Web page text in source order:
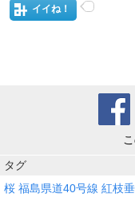
イイね！
タグ
桜 福島県道40号線 紅枝